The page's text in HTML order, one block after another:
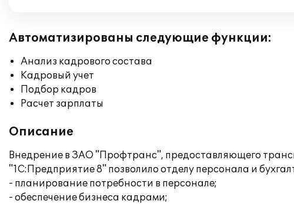
Автоматизированы следующие функции:
Анализ кадрового состава
Кадровый учет
Подбор кадров
Расчет зарплаты
Описание
Внедрение в ЗАО "Профтранс", предоставляющего
"1С:Предприятие 8" позволило отделу персонала и
- планирование потребности в персонале;
- обеспечение бизнеса кадрами;